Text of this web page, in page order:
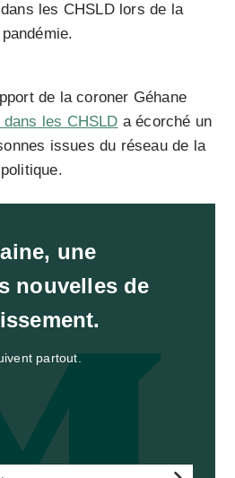
les CHSLD lors de la
de la coroner Géhane
dans les CHSLD a écorché un
issues du réseau de la
une
nouvelles de
partout.